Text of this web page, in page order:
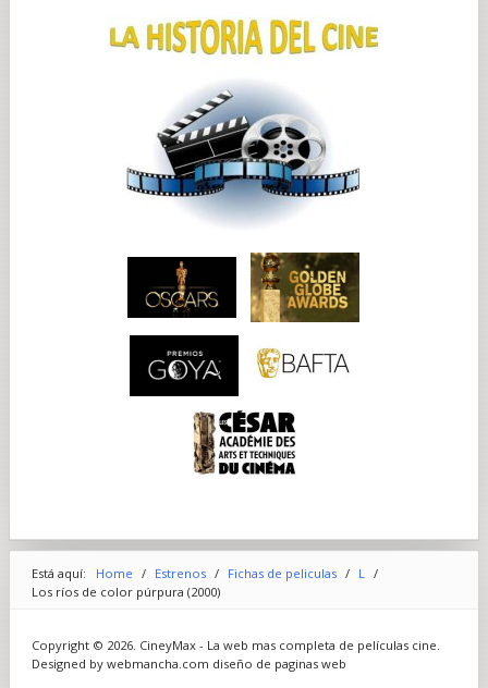
Está aquí: Home / Estrenos / Fichas de peliculas / L /
Los ríos de color púrpura (2000)
Copyright © 2026. CineyMax - La web mas completa de películas cine.
Designed by webmancha.com diseño de paginas web